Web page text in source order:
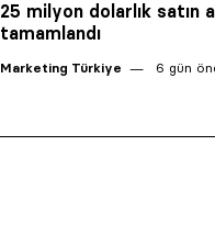
25 milyon dolarlık satın
tamamlandı
Marketing Türkiye 6 gün